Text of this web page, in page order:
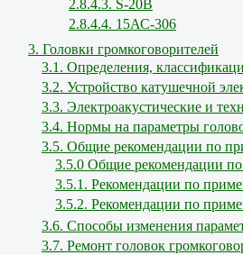
2.8.4.3. S-20B
2.8.4.4. 15АС-306
3. Головки громкоговорителей
3.1. Определения,
3.2. Устройство катушечной
3.3. Электроакустические и
3.4. Нормы на параметры
3.5. Общие рекомендации по
3.5.0 Общие рекомендации
3.5.1. Рекомендации по
3.5.2. Рекомендации по
3.6. Способы изменения
3.7. Ремонт головок